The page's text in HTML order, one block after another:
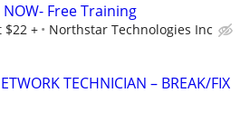
NOW- Free Training
$22 + Northstar Technologies Inc
TECHNICIAN – BREAK/FIX